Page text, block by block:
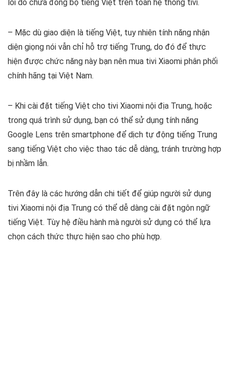
lỗi do chưa đồng bộ tiếng Việt trên toàn hệ thống tivi.
– Mặc dù giao diện là tiếng Việt, tuy nhiên tính năng nhận
diện giọng nói vẫn chỉ hỗ trợ tiếng Trung, do đó để thực
hiện được chức năng này bạn nên mua tivi Xiaomi phân phối
chính hãng tại Việt Nam.
– Khi cài đặt tiếng Việt cho tivi Xiaomi nội địa Trung, hoặc
trong quá trình sử dụng, bạn có thể sử dụng tính năng
Google Lens trên smartphone để dịch tự động tiếng Trung
sang tiếng Việt cho việc thao tác dễ dàng, tránh trường hợp
bị nhầm lẫn.
Trên đây là các hướng dẫn chi tiết để giúp người sử dụng
tivi Xiaomi nội địa Trung có thể dễ dàng cài đặt ngôn ngữ
tiếng Việt. Tùy hệ điều hành mà người sử dụng có thể lựa
chọn cách thức thực hiện sao cho phù hợp.